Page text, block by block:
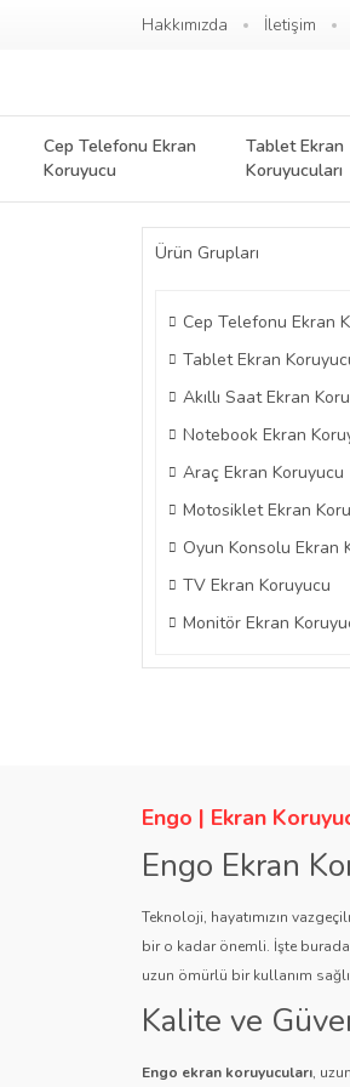
Hakkımızda İletişim
Cep Telefonu Ekran
Koruyucu
Tablet Ekran
Koruyucuları
Ürün Grupları
Cep Telefonu Ekran
Tablet Ekran
Akıllı Saat Ekran
Notebook Ekran
Araç Ekran Koruyucu
Motosiklet Ekran
Oyun Konsolu Ekran
TV Ekran Koruyucu
Monitör Ekran
Engo | Ekran
Engo Ekran
Teknoloji, hayatımızın
bir o kadar önemli. İşte
uzun ömürlü bir kullanım
Kalite ve
Engo ekran koruyucuları,